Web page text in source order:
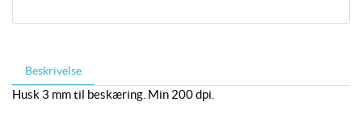
Beskrivelse
Husk 3 mm til beskæring. Min 200 dpi.